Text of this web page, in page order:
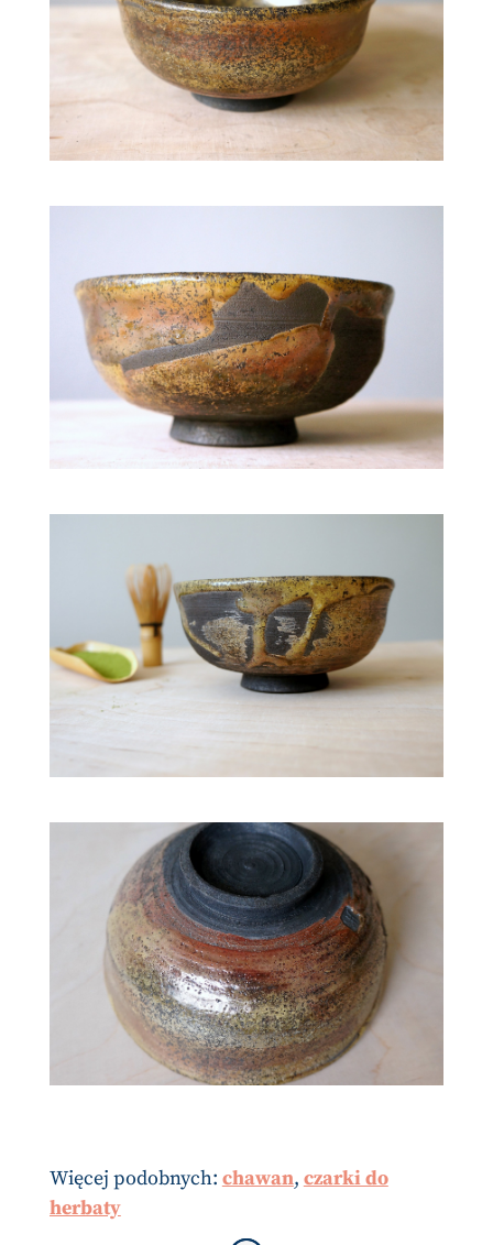
Więcej podobnych: chawan, czarki do
herbaty